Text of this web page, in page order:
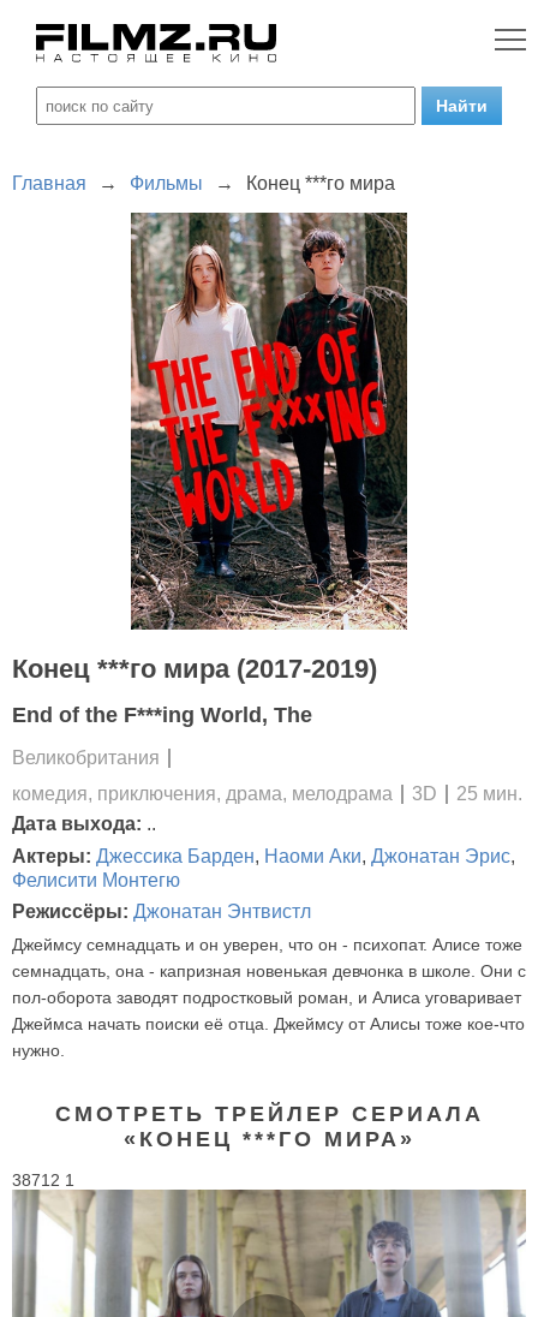
Главная → Фильмы → Конец ***го мира
Конец ***го мира (2017-2019)
End of the F***ing World, The
Великобритания
комедия, приключения, драма, мелодрама
3D
25 мин.
Дата выхода: ..
Актеры: Джессика Барден, Наоми Аки, Джонатан Эрис,
Фелисити Монтегю
Режиссёры: Джонатан Энтвистл
Джеймсу семнадцать и он уверен, что он - психопат. Алисе тоже
семнадцать, она - капризная новенькая девчонка в школе. Они с
пол-оборота заводят подростковый роман, и Алиса уговаривает
Джеймса начать поиски её отца. Джеймсу от Алисы тоже кое-что
нужно.
СМОТРЕТЬ ТРЕЙЛЕР СЕРИАЛА
«КОНЕЦ ***ГО МИРА»
38712 1